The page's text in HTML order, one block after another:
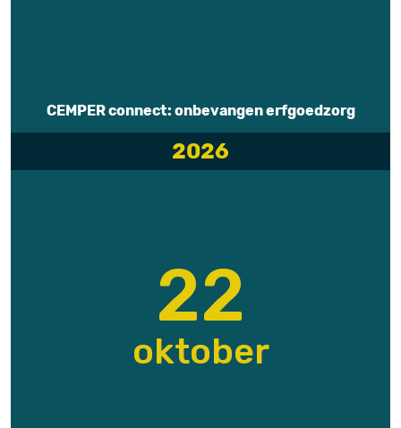
CEMPER connect: onbevangen erfgoedzorg
2026
22
oktober